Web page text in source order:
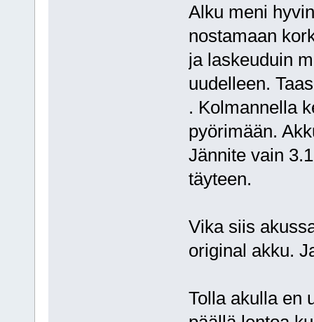
Alku meni
nostamaan
ja laskeuduin
uudelleen.
. Kolmannella
pyörimään.
Jännite vain
täyteen.
Vika siis
original akku.
Tolla akulla en